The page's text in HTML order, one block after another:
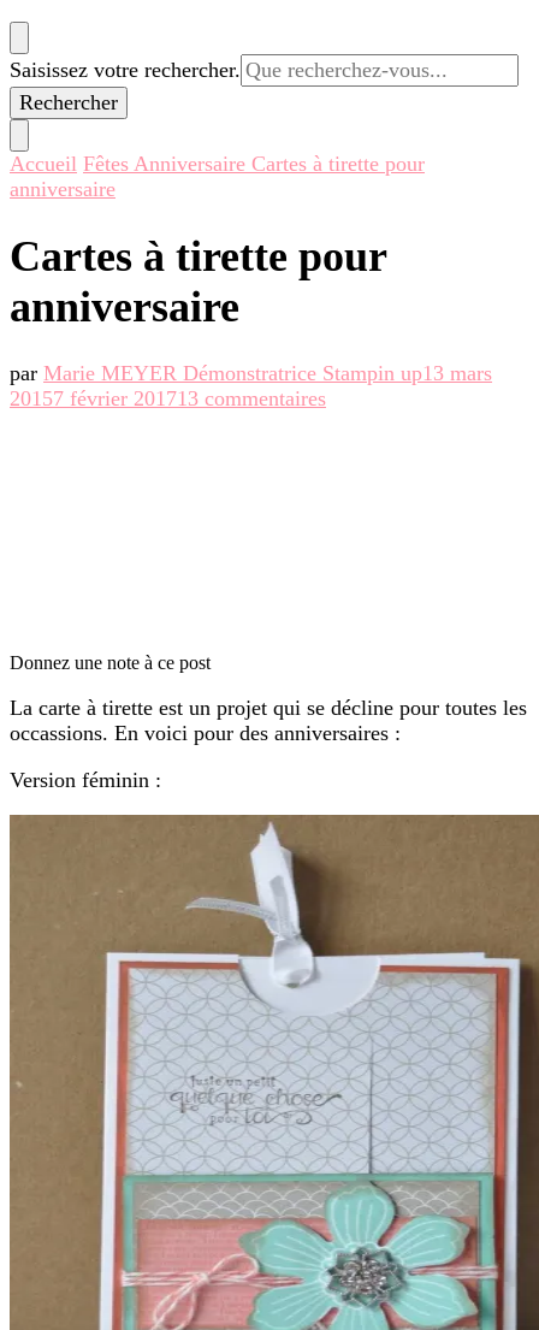
Vous
recherchiez
quelque
Saisissez votre rechercher.
Accueil Fêtes Anniversaire Cartes à tirette pour
anniversaire
Cartes à tirette pour
anniversaire
par Marie MEYER Démonstratrice Stampin up13 mars
20157 février 201713 commentairessur
Donnez une note à ce post
La carte à tirette est un projet qui se décline pour toutes les
occassions. En voici pour des anniversaires :
Version féminin :